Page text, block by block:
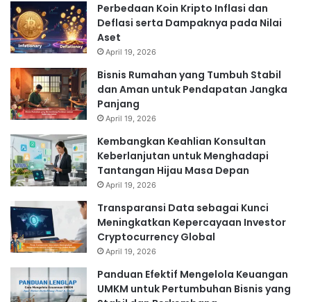
Perbedaan Koin Kripto Inflasi dan
Deflasi serta Dampaknya pada Nilai
Aset
April 19, 2026
Bisnis Rumahan yang Tumbuh Stabil
dan Aman untuk Pendapatan Jangka
Panjang
April 19, 2026
Kembangkan Keahlian Konsultan
Keberlanjutan untuk Menghadapi
Tantangan Hijau Masa Depan
April 19, 2026
Transparansi Data sebagai Kunci
Meningkatkan Kepercayaan Investor
Cryptocurrency Global
April 19, 2026
Panduan Efektif Mengelola Keuangan
UMKM untuk Pertumbuhan Bisnis yang